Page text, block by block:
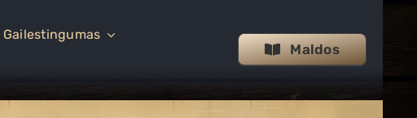
Gailestingumas
Maldos